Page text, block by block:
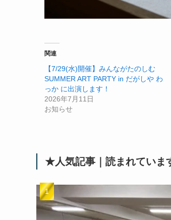
関連
【7/29(水)開催】みんながたのしむ
SUMMER ART PARTY in だがしや わ
っか に出演します！
2026年7月11日
お知らせ
★人気記事｜読まれていま